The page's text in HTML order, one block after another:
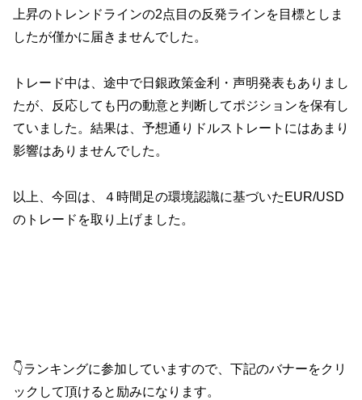
上昇のトレンドラインの2点目の反発ラインを目標としま
したが僅かに届きませんでした。
トレード中は、途中で日銀政策金利・声明発表もありまし
たが、反応しても円の動意と判断してポジションを保有し
ていました。結果は、予想通りドルストレートにはあまり
影響はありませんでした。
以上、今回は、４時間足の環境認識に基づいたEUR/USD
のトレードを取り上げました。
👇ランキングに参加していますので、下記のバナーをクリ
ックして頂けると励みになります。